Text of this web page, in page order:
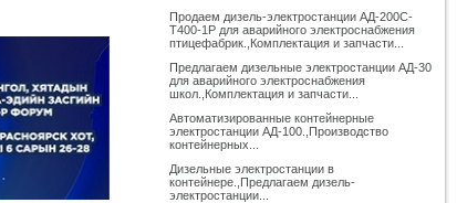
Продаем дизель-электростанции АД-200С-
Т400-1Р для аварийного электроснабжения
птицефабрик.,Комплектация и запчасти...
Предлагаем дизельные электростанции АД-30
для аварийного электроснабжения
школ.,Комплектация и запчасти...
Автоматизированные контейнерные
электростанции АД-100.,Производство
контейнерных...
Дизельные электростанции в
контейнере.,Предлагаем дизель-
электростанции...